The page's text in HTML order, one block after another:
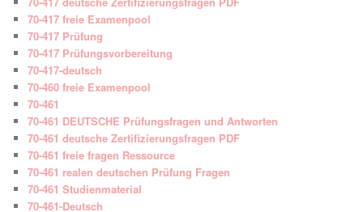
70-417 freie Examenpool
70-417 Prüfung
70-417 Prüfungsvorbereitung
70-417-deutsch
70-460 freie Examenpool
70-461
70-461 DEUTSCHE Prüfungsfragen und Antworten
70-461 deutsche Zertifizierungsfragen PDF
70-461 freie fragen Ressource
70-461 realen deutschen Prüfung Fragen
70-461 Studienmaterial
70-461-Deutsch